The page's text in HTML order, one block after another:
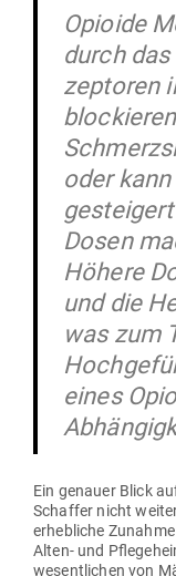
Opioide
durch
zep­toren
oder
Dosen
Höhere
und die
was zum
eines
Ein genauer Blick
Schaffer nicht
erheb­liche
Alten- und
wesent­lichen von